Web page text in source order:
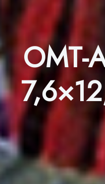
OMT-